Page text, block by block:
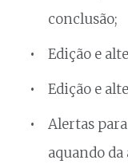
conclusão;
Edição e
Edição e
Alertas
aquando